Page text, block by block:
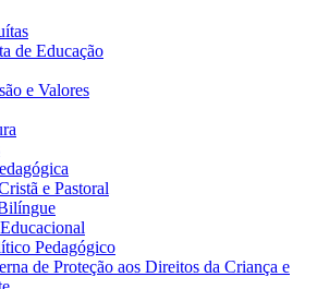
de Educação
e Valores
e Pastoral
Pedagógico
de Proteção aos Direitos da Criança e